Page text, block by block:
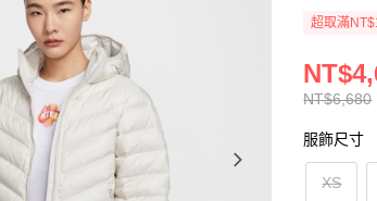
超取滿
NT$6,680
服飾尺寸
XS